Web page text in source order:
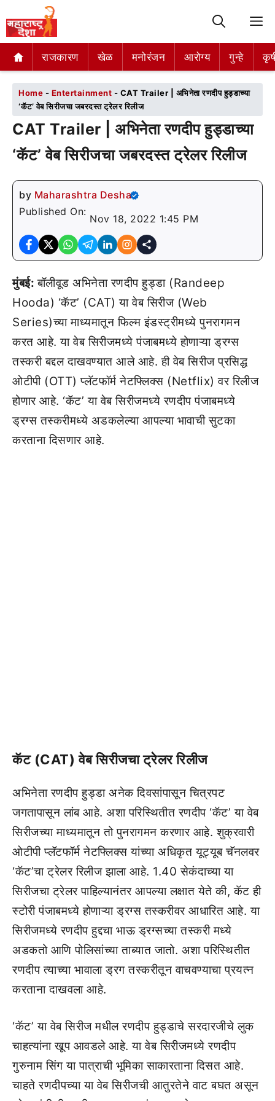
राजकारण खेळ मनोरंजन आरोग्य गुन्हे
राजकारण खेळ मनोरंजन आरोग्य गुन्हे
Home - Entertainment - CAT Trailer | अभिनेता रणदीप हुड्डाच्या
‘कॅट’ वेब सिरीजचा जबरदस्त ट्रेलर रिलीज
CAT Trailer | अभिनेता रणदीप हुड्डाच्या
‘कॅट’ वेब सिरीजचा जबरदस्त ट्रेलर रिलीज
by Maharashtra Desha
Published On:
Nov 18, 2022 1:45 PM
मुंबई:बॉलीवूड अभिनेता रणदीप हुड्डा (Randeep
Hooda) ‘कॅट’ (CAT) या वेब सिरीज (Web
Series)च्या माध्यमातून फिल्म इंडस्ट्रीमध्ये पुनरागमन
करत आहे. या वेब सिरीजमध्ये पंजाबमध्ये होणाऱ्या ड्रग्स
तस्करी बद्दल दाखवण्यात आले आहे. ही वेब सिरीज प्रसिद्ध
ओटीपी (OTT) प्लॅटफॉर्म नेटफ्लिक्स (Netflix) वर रिलीज
होणार आहे. ‘कॅट’ या वेब सिरीजमध्ये रणदीप पंजाबमध्ये
ड्रग्स तस्करीमध्ये अडकलेल्या आपल्या भावाची सुटका
करताना दिसणार आहे.
कॅट (CAT) वेब सिरीजचा ट्रेलर रिलीज
अभिनेता रणदीप हुड्डा अनेक दिवसांपासून चित्रपट
जगतापासून लांब आहे. अशा परिस्थितीत रणदीप ‘कॅट’ या वेब
सिरीजच्या माध्यमातून तो पुनरागमन करणार आहे. शुक्रवारी
ओटीपी प्लॅटफॉर्म नेटफ्लिक्स यांच्या अधिकृत यूट्यूब चॅनलवर
‘कॅट’चा ट्रेलर रिलीज झाला आहे. 1.40 सेकंदाच्या या
सिरीजचा ट्रेलर पाहिल्यानंतर आपल्या लक्षात येते की, कॅट ही
स्टोरी पंजाबमध्ये होणाऱ्या ड्रग्स तस्करीवर आधारित आहे. या
सिरीजमध्ये रणदीप हुद्दचा भाऊ ड्रग्सच्या तस्करी मध्ये
अडकतो आणि पोलिसांच्या ताब्यात जातो. अशा परिस्थितीत
रणदीप त्याच्या भावाला ड्रग तस्करीतून वाचवण्याचा प्रयत्न
करताना दाखवला आहे.
‘कॅट’ या वेब सिरीज मधील रणदीप हुड्डाचे सरदारजीचे लुक
चाहत्यांना खूप आवडले आहे. या वेब सिरीजमध्ये रणदीप
गुरुनाम सिंग या पात्राची भूमिका साकारताना दिसत आहे.
चाहते रणदीपच्या या वेब सिरीजची आतुरतेने वाट बघत असून